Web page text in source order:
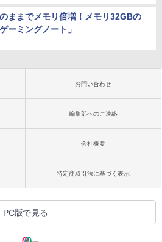
ままでメモリ倍増！メモリ32GBの
ーミングノート」
お問い合わせ
編集部へのご連絡
会社概要
特定商取引法に基づく表示
PC版で見る